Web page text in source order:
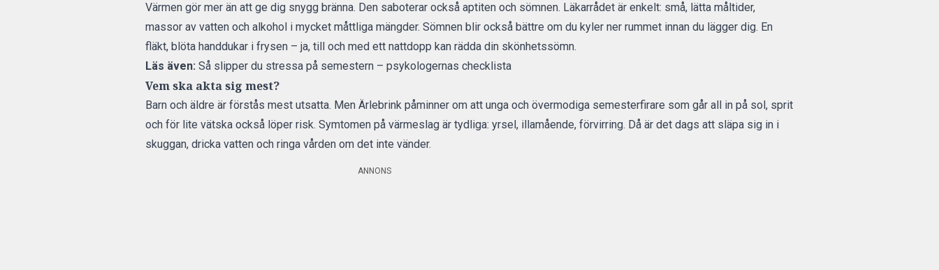
Värmen gör mer än att ge dig snygg bränna. Den saboterar också aptiten och sömnen. Läkarrådet är enkelt: små, lätta måltider,
massor av vatten och alkohol i mycket måttliga mängder. Sömnen blir också bättre om du kyler ner rummet innan du lägger dig. En
fläkt, blöta handdukar i frysen – ja, till och med ett nattdopp kan rädda din skönhetssömn.
Läs även: Så slipper du stressa på semestern – psykologernas checklista
Vem ska akta sig mest?
Barn och äldre är förstås mest utsatta. Men Ärlebrink påminner om att unga och övermodiga semesterfirare som går all in på sol, sprit
och för lite vätska också löper risk. Symtomen på värmeslag är tydliga: yrsel, illamående, förvirring. Då är det dags att släpa sig in i
skuggan, dricka vatten och ringa vården om det inte vänder.
ANNONS